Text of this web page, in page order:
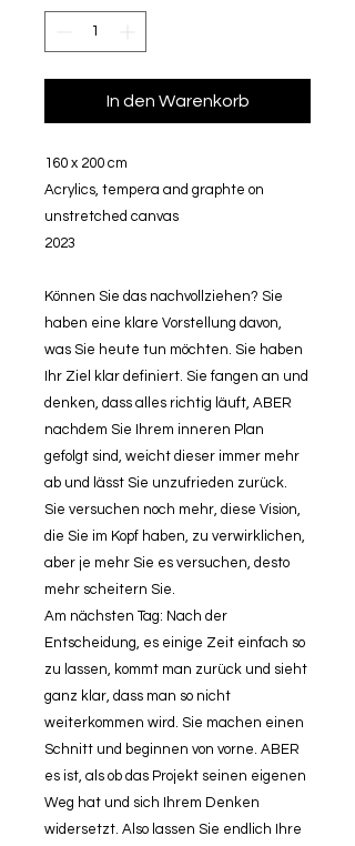
In den Warenkorb
160 x 200 cm
Acrylics, tempera and graphte on
unstretched canvas
2023
Können Sie das nachvollziehen? Sie
haben eine klare Vorstellung davon,
was Sie heute tun möchten. Sie haben
Ihr Ziel klar definiert. Sie fangen an und
denken, dass alles richtig läuft, ABER
nachdem Sie Ihrem inneren Plan
gefolgt sind, weicht dieser immer mehr
ab und lässt Sie unzufrieden zurück.
Sie versuchen noch mehr, diese Vision,
die Sie im Kopf haben, zu verwirklichen,
aber je mehr Sie es versuchen, desto
mehr scheitern Sie.
Am nächsten Tag: Nach der
Entscheidung, es einige Zeit einfach so
zu lassen, kommt man zurück und sieht
ganz klar, dass man so nicht
weiterkommen wird. Sie machen einen
Schnitt und beginnen von vorne. ABER
es ist, als ob das Projekt seinen eigenen
Weg hat und sich Ihrem Denken
widersetzt. Also lassen Sie endlich Ihre